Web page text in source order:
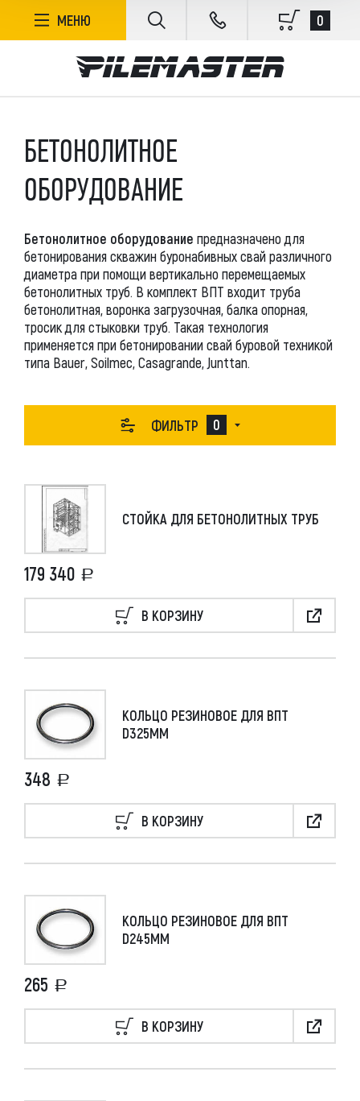
МЕНЮ 0
БЕТОНОЛИТНОЕ
ОБОРУДОВАНИЕ
Бетонолитное оборудование предназначено для
бетонирования скважин буронабивных свай различного
диаметра при помощи вертикально перемещаемых
бетонолитных труб. В комплект ВПТ входит труба
бетонолитная, воронка загрузочная, балка опорная,
тросик для стыковки труб. Такая технология
применяется при бетонировании свай буровой техникой
типа Bauer, Soilmec, Casagrande, Junttan.
ФИЛЬТР 0
ФИЛЬТР
В НАЛИЧИИ
ПРОИЗВОДИТЕЛЬ
PILEMASTER
49
СБРОСИТЬ
СТОЙКА ДЛЯ БЕТОНОЛИТНЫХ ТРУБ
179 340
В КОРЗИНУ
КОЛЬЦО РЕЗИНОВОЕ ДЛЯ ВПТ
D325ММ
348
В КОРЗИНУ
КОЛЬЦО РЕЗИНОВОЕ ДЛЯ ВПТ
D245ММ
265
В КОРЗИНУ